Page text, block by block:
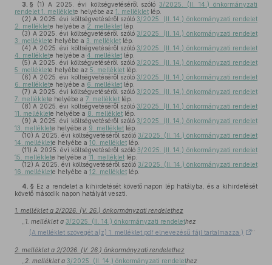
3. § (1) A 2025. évi költségvetéséről szóló3/2025. (II. 14.) önkormányzati
rendelet 1. melléklete helyébe az 1. melléklet lép.
(2) A 2025. évi költségvetéséről szóló3/2025. (II. 14.) önkormányzati rendelet
2. melléklete helyébe a 2. melléklet lép.
(3) A 2025. évi költségvetéséről szóló 3/2025. (II. 14.) önkormányzati rendelet
3. melléklete helyébe a 3. melléklet lép.
(4) A 2025. évi költségvetéséről szóló3/2025. (II. 14.) önkormányzati rendelet
4. melléklete helyébe a 4. melléklet lép.
(5) A 2025. évi költségvetéséről szóló 3/2025. (II. 14.) önkormányzati rendelet
5. melléklete helyébe az 5. melléklet lép.
(6) A 2025. évi költségvetéséről szóló3/2025. (II. 14.) önkormányzati rendelet
6. melléklete helyébe a 6. melléklet lép.
(7) A 2025. évi költségvetéséről szóló 3/2025. (II. 14.) önkormányzati rendelet
7. melléklete helyébe a 7. melléklet lép.
(8) A 2025. évi költségvetéséről szóló3/2025. (II. 14.) önkormányzati rendelet
11. melléklete helyébe a 8. melléklet lép.
(9) A 2025. évi költségvetéséről szóló3/2025. (II. 14.) önkormányzati rendelet
13. melléklete helyébe a 9. melléklet lép.
(10) A 2025. évi költségvetéséről szóló 3/2025. (II. 14.) önkormányzati rendelet
14. melléklete helyébe a 10. melléklet lép.
(11) A 2025. évi költségvetéséről szóló 3/2025. (II. 14.) önkormányzati rendelet
15. melléklete helyébe a 11. melléklet lép.
(12) A 2025. évi költségvetéséről szóló 3/2025. (II. 14.) önkormányzati rendelet
16. melléklete helyébe a 12. melléklet lép.
4. § Ez a rendelet a kihirdetését követő napon lép hatályba, és a kihirdetését
követő második napon hatályát veszti.
1. melléklet a 2/2026. (V. 26.) önkormányzati rendelethez
1. melléklet a 3/2025. (II. 14.) önkormányzati rendelethez
(A melléklet szövegét a(z) 1. melléklet.pdf elnevezésű fájl tartalmazza.)
”
2. melléklet a 2/2026. (V. 26.) önkormányzati rendelethez
2. melléklet a 3/2025. (II. 14.) önkormányzati rendelethez